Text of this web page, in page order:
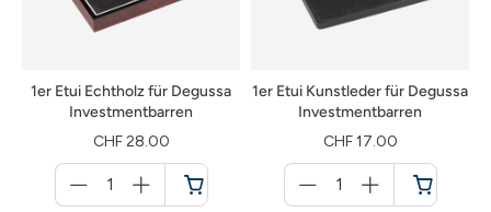
1er Etui Echtholz für Degussa
Investmentbarren
CHF 28.00
für
1er Etui Kunstleder für Degussa
Investmentbarren
CHF 17.00
für